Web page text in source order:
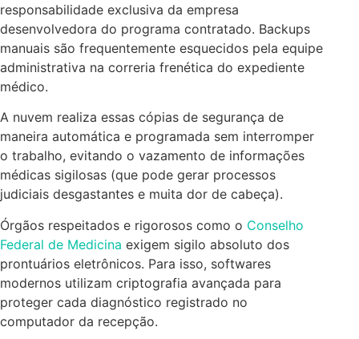
responsabilidade exclusiva da empresa
desenvolvedora do programa contratado. Backups
manuais são frequentemente esquecidos pela equipe
administrativa na correria frenética do expediente
médico.
A nuvem realiza essas cópias de segurança de
maneira automática e programada sem interromper
o trabalho, evitando o vazamento de informações
médicas sigilosas (que pode gerar processos
judiciais desgastantes e muita dor de cabeça).
Órgãos respeitados e rigorosos como o Conselho
Federal de Medicina exigem sigilo absoluto dos
prontuários eletrônicos. Para isso, softwares
modernos utilizam criptografia avançada para
proteger cada diagnóstico registrado no
computador da recepção.